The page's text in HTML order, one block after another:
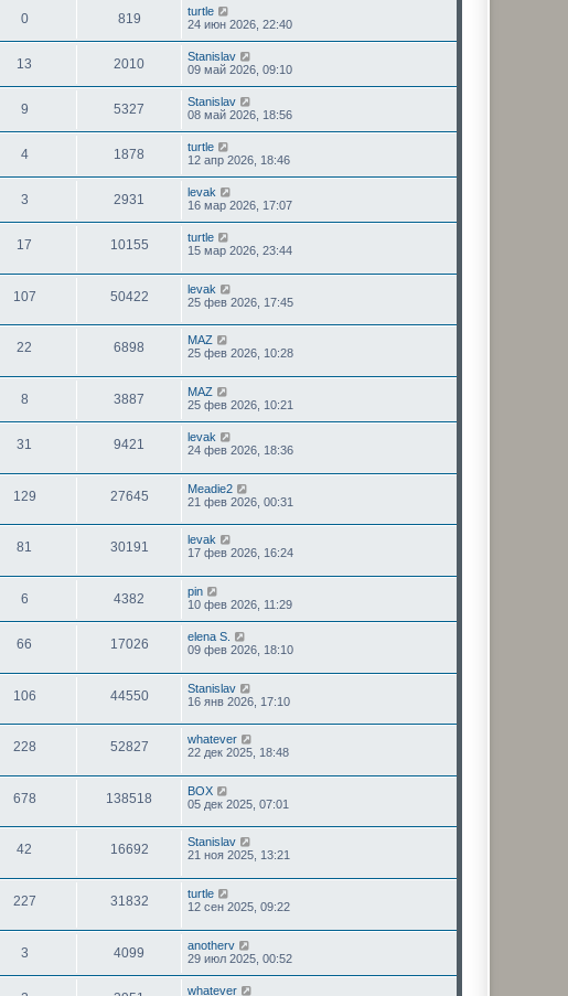
0 819
turtle
24 июн 2026, 22:40
13 2010
Stanislav
09 май 2026, 09:10
9 5327
Stanislav
08 май 2026, 18:56
4 1878
turtle
12 апр 2026, 18:46
3 2931
levak
16 мар 2026, 17:07
17 10155
turtle
15 мар 2026, 23:44
107 50422
levak
25 фев 2026, 17:45
22 6898
MAZ
25 фев 2026, 10:28
8 3887
MAZ
25 фев 2026, 10:21
31 9421
levak
24 фев 2026, 18:36
129 27645
Meadie2
21 фев 2026, 00:31
81 30191
levak
17 фев 2026, 16:24
6 4382
pin
10 фев 2026, 11:29
66 17026
elena S.
09 фев 2026, 18:10
106 44550
Stanislav
16 янв 2026, 17:10
228 52827
whatever
22 дек 2025, 18:48
678 138518
BOX
05 дек 2025, 07:01
42 16692
Stanislav
21 ноя 2025, 13:21
227 31832
turtle
12 сен 2025, 09:22
3 4099
anotherv
29 июл 2025, 00:52
whatever